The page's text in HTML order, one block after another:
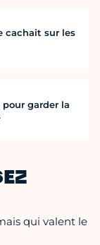
cachait sur les
pour garder la
qui valent le